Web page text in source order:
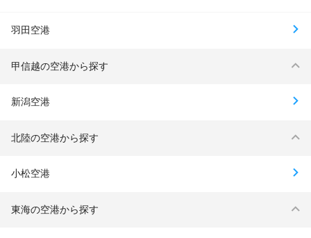
羽田空港
甲信越の空港から探す
新潟空港
北陸の空港から探す
小松空港
東海の空港から探す